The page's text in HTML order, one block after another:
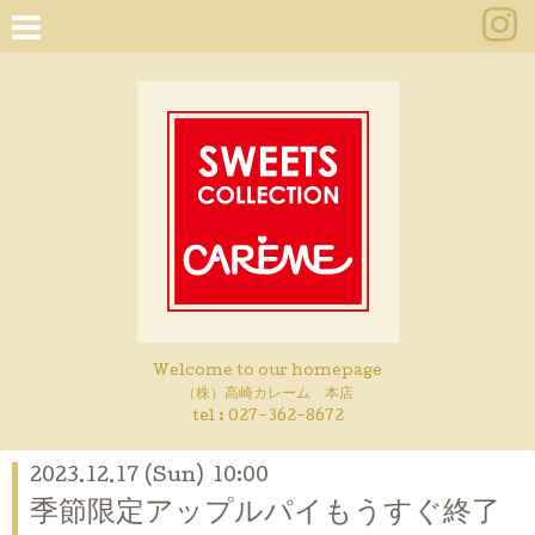
Welcome to our homepage
（株）高崎カレーム 本店
tel : 027-362-8672
2023.12.17 (Sun) 10:00
季節限定アップルパイもうすぐ終了